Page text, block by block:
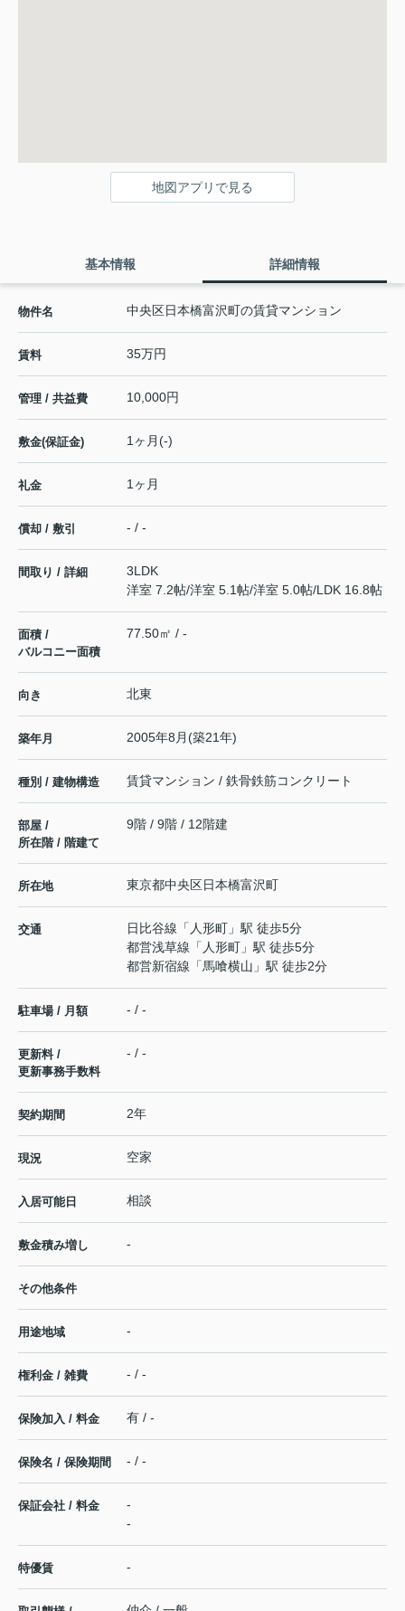
地図アプリで見る
基本情報 詳細情報
物件名 中央区日本橋富沢町の賃貸マンション
賃料 35万円
管理 / 共益費 10,000円
敷金(保証金) 1ヶ月(-)
礼金 1ヶ月
償却 / 敷引 - / -
間取り / 詳細
3LDK
洋室 7.2帖/洋室 5.1帖/洋室 5.0帖/LDK 16.8帖
面積 /
バルコニー面積
77.50㎡ / -
向き 北東
築年月 2005年8月(築21年)
種別 / 建物構造 賃貸マンション / 鉄骨鉄筋コンクリート
部屋 /
所在階 / 階建て
9階 / 9階 / 12階建
所在地 東京都中央区日本橋富沢町
交通 日比谷線 「 人形町 」駅 徒歩5分
都営浅草線 「 人形町 」駅 徒歩5分
都営新宿線 「馬喰横山 」駅 徒歩2分
駐車場 / 月額 - / -
更新料 /
更新事務手数料
- / -
契約期間 2年
現況 空家
入居可能日 相談
敷金積み増し -
その他条件
用途地域 -
権利金 / 雑費 - / -
保険加入 / 料金 有 / -
保険名 / 保険期間 - / -
保証会社 / 料金
-
-
特優賃 -